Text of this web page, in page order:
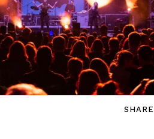
SHARE